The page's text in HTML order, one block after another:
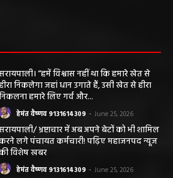
“हमें विश्वास नहीं था कि हमारे खेत से
निकलेगा जहां धान उगाते हैं, उसी खेत से हीरा
हमारे लिए गर्व और...
हेमंत वैष्णव 9131614309 - June 25, 2026
भ्रष्टाचार में अब अपने बेटों को भी शामिल
लगे पंचायत कर्मचारी! पढ़िए महाजनपद न्यूज
विशेष खबर
हेमंत वैष्णव 9131614309 - June 25, 2026